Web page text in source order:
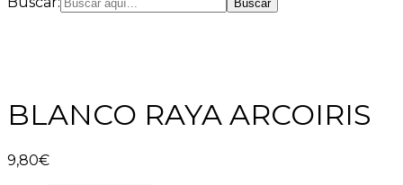
BLANCO RAYA ARCOIRIS
9,80€